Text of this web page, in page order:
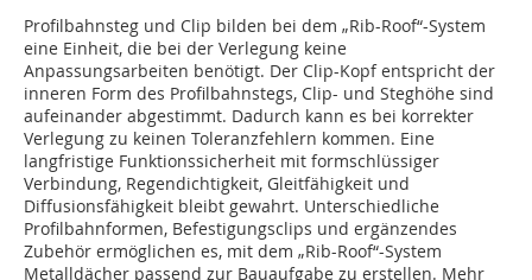
Profilbahnsteg und Clip bilden bei dem „Rib-Roof“-System
eine Einheit, die bei der ­Ver­legung keine
Anpassungsarbeiten benötigt. Der Clip-Kopf entspricht der
inneren Form des Profilbahnstegs, Clip- und Steghöhe sind
aufeinander abgestimmt. Dadurch kann es bei korrekter
Verlegung zu keinen Toleranzfehlern kommen. Eine
langfristige Funktionssicherheit mit formschlüssiger
Verbindung, Regendichtigkeit, Gleitfähigkeit und
Diffusionsfähigkeit bleibt gewahrt. Unterschiedliche
Profilbahnformen, Befestigungsclips und ergänzendes
Zubehör ermöglichen es, mit dem „Rib-Roof“-System
Metalldächer passend zur Bauaufgabe zu erstellen. Mehr